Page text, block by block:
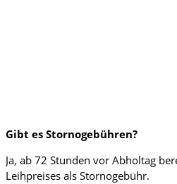
Gibt es Stornogebühren?
Ja, ab 72 Stunden vor Abholtag
Leihpreises als Stornogebühr.